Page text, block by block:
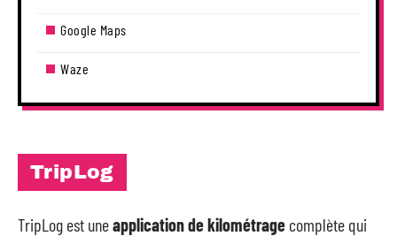
Google Maps
Waze
TripLog
TripLog est uneapplication de kilométrage complète qui